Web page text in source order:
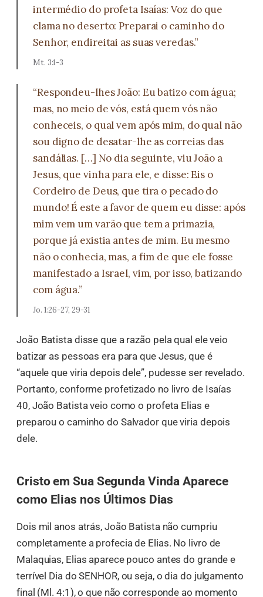
intermédio do profeta Isaías: Voz do que
clama no deserto: Preparai o caminho do
Senhor, endireitai as suas veredas.”
Mt. 3:1-3
“Respondeu-lhes João: Eu batizo com água;
mas, no meio de vós, está quem vós não
conheceis, o qual vem após mim, do qual não
sou digno de desatar-lhe as correias das
sandálias. […] No dia seguinte, viu João a
Jesus, que vinha para ele, e disse: Eis o
Cordeiro de Deus, que tira o pecado do
mundo! É este a favor de quem eu disse: após
mim vem um varão que tem a primazia,
porque já existia antes de mim. Eu mesmo
não o conhecia, mas, a fim de que ele fosse
manifestado a Israel, vim, por isso, batizando
com água.”
Jo. 1:26-27, 29-31
João Batista disse que a razão pela qual ele veio
batizar as pessoas era para que Jesus, que é
“aquele que viria depois dele”, pudesse ser revelado.
Portanto, conforme profetizado no livro de Isaías
40, João Batista veio como o profeta Elias e
preparou o caminho do Salvador que viria depois
dele.
Cristo em Sua Segunda Vinda Aparece
como Elias nos Últimos Dias
Dois mil anos atrás, João Batista não cumpriu
completamente a profecia de Elias. No livro de
Malaquias, Elias aparece pouco antes do grande e
terrível Dia do SENHOR, ou seja, o dia do julgamento
final (Ml. 4:1), o que não corresponde ao momento